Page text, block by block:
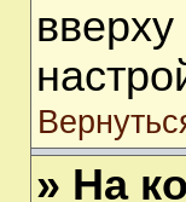
» На